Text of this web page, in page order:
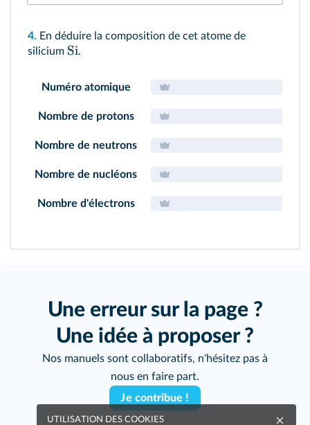
4. En déduire la composition de cet atome de
silicium Si.
Numéro atomique
Nombre de protons
Nombre de neutrons
Nombre de nucléons
Nombre d'électrons
Une erreur sur la page ?
Une idée à proposer ?
Nos manuels sont collaboratifs, n'hésitez pas à
nous en faire part.
Je contribue !
UTILISATION DES COOKIES